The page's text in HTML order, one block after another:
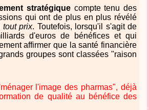
stratégiquecompte tenu des
qui ont de plus en plus révélé
tout prix. Toutefois, lorsqu'il s'agit de
d'euros de bénéfices et qui
affirmer que la santé financière
groupes sont classées "raison
l'image des pharmas", déjà
de qualité au bénéfice des